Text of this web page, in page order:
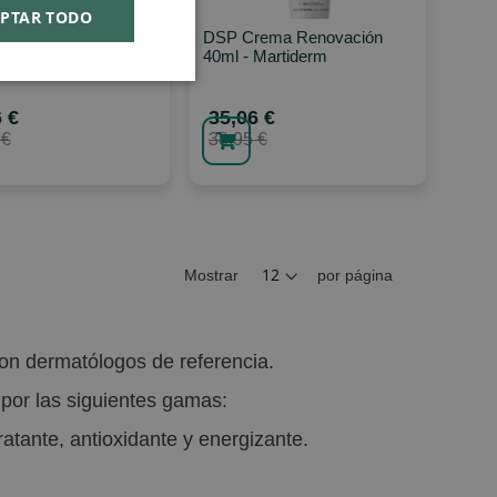
dermatólogos de referencia.
las siguientes gamas:
antioxidante y energizante.
€
DSP Crema Renovación
40ml - Martiderm
35,06 €
38,95 €
Mostrar por página
TODO